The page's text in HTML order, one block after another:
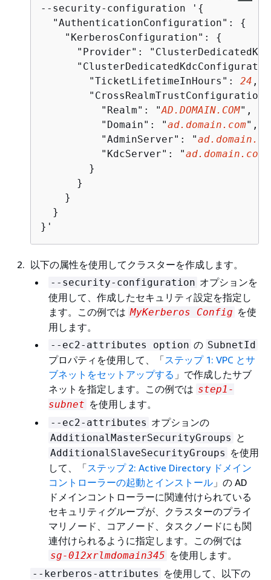
--security-configuration ' {
  "AuthenticationConfiguration":
{
    "KerberosConfiguration":
{
"Provider":
        "TicketLifetimeInHours":
24 ,
          "Realm": "
AD.DOMAIN.COM",
          "Domain": "
ad.domain.com",
          "AdminServer": "
          "KdcServer": "
ad.domain.com
        }
      }
    }
  }
}'
以下の属性を使用してクラスターを作成します。
--security-configuration オプションを
使用して、作成したセキュリティ設定を指定し
ます。この例では MyKerberos Config を使
用します。
--ec2-attributes option の SubnetId
プロパティを使用して、「ステップ 1: VPC とサ
ブネットをセットアップする 」で作成したサブ
ネットを指定します。この例では step1-
subnet を使用します。
--ec2-attributes オプションの
AdditionalMasterSecurityGroups と
AdditionalSlaveSecurityGroups を使用
して、「ステップ 2: Active Directory ドメイン
コントローラーの起動とインストール 」の AD
ドメインコントローラーに関連付けられている
セキュリティグループが、クラスターのプライ
マリノード、コアノード、タスクノードにも関
連付けられるように指定します。この例では
sg-012xrlmdomain345 を使用します。
--kerberos-attributes を使用して、以下の